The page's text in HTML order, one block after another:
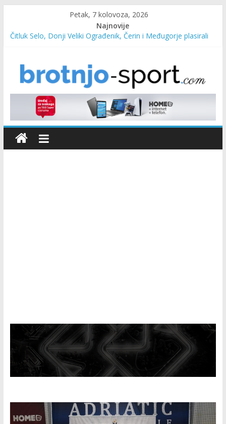
Petak, 7 kolovoza, 2026
Najnovije
Čitluk Selo, Donji Veliki Ograđenik, Čerin i Međugorje plasirali
Marin Čilić napredovao na ATP ljestvici
Poznati polufinalisti MNL MZ općine Čitluk – Brotnjo 2026.
Predsjednica Vlade Marija Buhač, ministar Ivo Bevanda i
načelnik Marin Radišić čestitali organizatoricama na realizaciji
sportsko edukativnog kampa “Izlazi vani”